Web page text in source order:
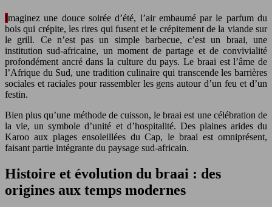
Imaginez une douce soirée d’été, l’air embaumé par le parfum du
bois qui crépite, les rires qui fusent et le crépitement de la viande sur
le grill. Ce n’est pas un simple barbecue, c’est un braai, une
institution sud-africaine, un moment de partage et de convivialité
profondément ancré dans la culture du pays. Le braai est l’âme de
l’Afrique du Sud, une tradition culinaire qui transcende les barrières
sociales et raciales pour rassembler les gens autour d’un feu et d’un
festin.
Bien plus qu’une méthode de cuisson, le braai est une célébration de
la vie, un symbole d’unité et d’hospitalité. Des plaines arides du
Karoo aux plages ensoleillées du Cap, le braai est omniprésent,
faisant partie intégrante du paysage sud-africain.
Histoire et évolution du braai : des
origines aux temps modernes